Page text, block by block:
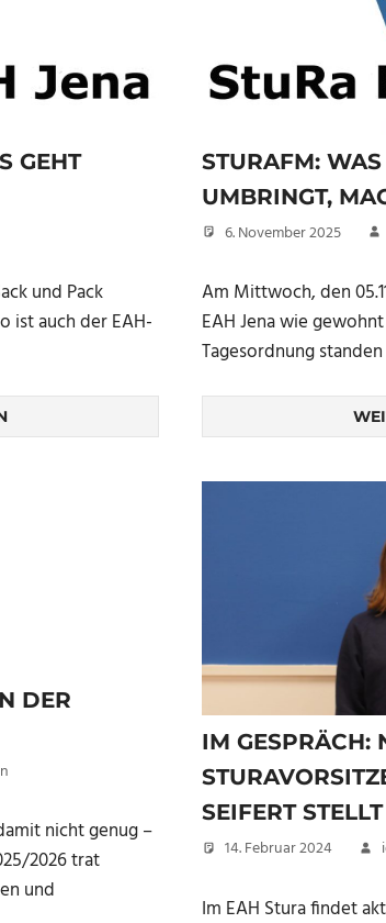
GEHT
und Pack
ist auch der EAH-
STURAFM:
UMBRINGT,
6. November 2025
Am Mittwoch, den
EAH Jena wie
Tagesordnung
DER
nicht genug –
2026 trat
und
IM GESPRÄCH:
SEIFERT
14. Februar 2024
Im EAH Stura findet